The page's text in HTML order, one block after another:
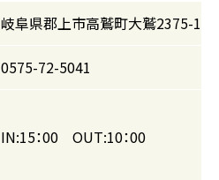
岐阜県郡上市高鷲町大鷲2375-1
0575-72-5041
IN:15：00 OUT:10：00